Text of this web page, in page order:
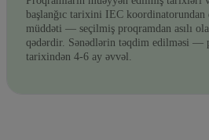
başlanğıc tarixini IEC koordinatorundan
müddəti — seçilmiş proqramdan asılı
qədərdir. Sənədlərin təqdim edilməsi —
tarixindən 4-6 ay əvvəl.